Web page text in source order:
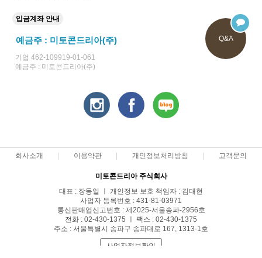
입금계좌 안내
예금주 : 미토콘드리아(주)
기업 462-109919-01-061
예금주 : 미토콘드리아(주)
Q&A
회사소개 이용약관 개인정보처리방침 고객문의
미토콘드리아 주식회사
대표 : 장동일 ㅣ 개인정보 보호 책임자 : 김대현
사업자 등록번호 : 431-81-03971
통신판매업신고번호 : 제2025-서울송파-2956호
전화 : 02-430-1375 ㅣ 팩스 : 02-430-1375
주소 : 서울특별시 송파구 송파대로 167, 1313-1호
사업자정보확인